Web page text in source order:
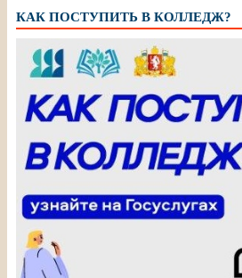
КАК ПОСТУПИТЬ В КОЛЛЕДЖ?